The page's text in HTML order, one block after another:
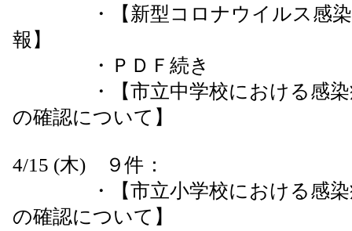
・【新型コロナウイルス感染
報】
・ＰＤＦ続き
・【市立中学校における感染症
の確認について】
4/15 (木) ９件：
・【市立小学校における感染症
の確認について】